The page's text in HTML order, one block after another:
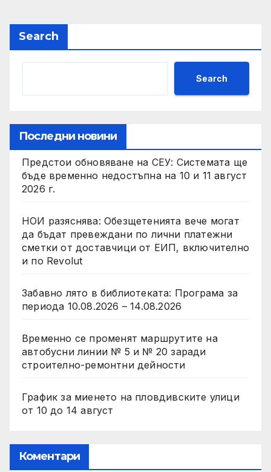
Search
Search
Последни новини
Предстои обновяване на СЕУ: Системата ще
бъде временно недостъпна на 10 и 11 август
2026 г.
НОИ разяснява: Обезщетенията вече могат
да бъдат превеждани по лични платежни
сметки от доставчици от ЕИП, включително
и по Revolut
Забавно лято в библиотекатa: Програма за
периода 10.08.2026 – 14.08.2026
Временно се променят маршрутите на
автобусни линии № 5 и № 20 заради
строително-ремонтни дейности
График за миенето на пловдивските улици
от 10 до 14 август
Коментари